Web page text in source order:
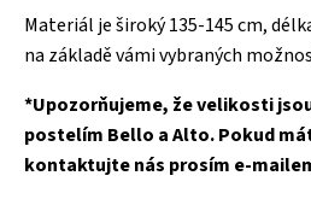
Materiál je široký 135-145 cm,
na základě vámi vybraných
*Upozorňujeme, že velikosti
postelím Bello a Alto. Pokud
kontaktujte nás prosím e-